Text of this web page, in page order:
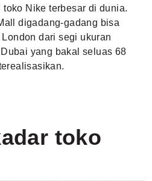
Nike terbesar di dunia.
digadang-gadang bisa
dari segi ukuran
yang bakal seluas 68
toko